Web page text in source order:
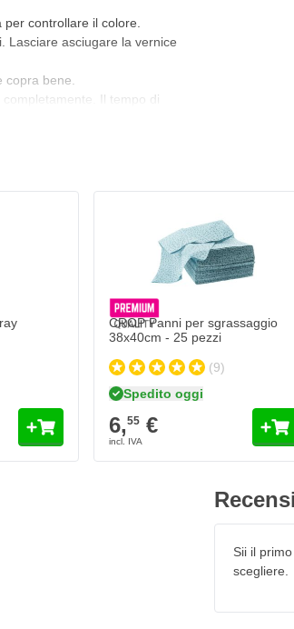
controllare il colore.
Lasciare asciugare la vernice
bene.
Il tempo di
e dallo spessore dello
consiglia di indossare sempre
esterni, proprio come
pennarello trasparente.
da tutti gli agenti atmosferici
diesel e altri prodotti
Schwarz
fabbrica
CROP Panni per sgrassaggio
38x40cm - 25 pezzi
(9)
Spedito oggi
6,55 €
Sii il
scegliere.